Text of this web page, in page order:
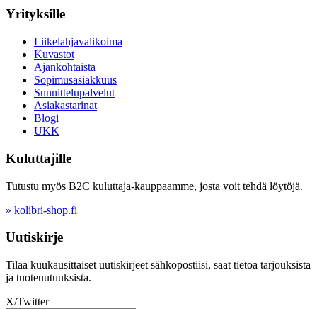
Yrityksille
Liikelahjavalikoima
Kuvastot
Ajankohtaista
Sopimusasiakkuus
Sunnittelupalvelut
Asiakastarinat
Blogi
UKK
Kuluttajille
Tutustu myös B2C kuluttaja-kauppaamme, josta voit tehdä löytöjä.
» kolibri-shop.fi
Uutiskirje
Tilaa kuukausittaiset uutiskirjeet sähköpostiisi, saat tietoa tarjouksista
ja tuoteuutuuksista.
X/Twitter